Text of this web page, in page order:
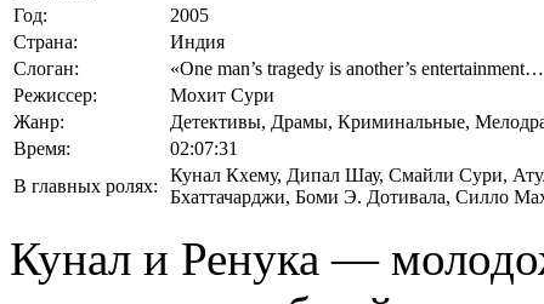
Год:
2005
Страна:
Индия
Слоган:
«One man’s tragedy is another’s
Режиссер:
Мохит Сури
Жанр:
Детективы, Драмы, Криминальные,
Время:
02:07:31
В главных ролях:
Кунал Кхему, Дипал Шау, Смайли Сури,
Бхаттачарджи, Боми Э. Дотивала, Силло
Кунал и Ренука —